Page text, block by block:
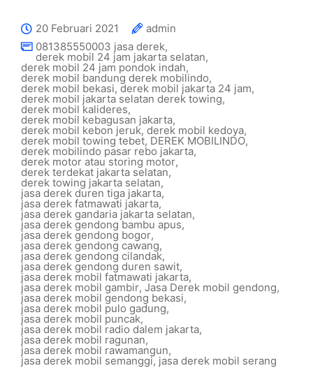
20 Februari 2021
admin
081385550003 jasa derek,
derek mobil 24 jam jakarta selatan,
derek mobil 24 jam pondok indah,
derek mobil bandung derek mobilindo,
derek mobil bekasi, derek mobil jakarta 24 jam,
derek mobil jakarta selatan derek towing,
derek mobil kalideres,
derek mobil kebagusan jakarta,
derek mobil kebon jeruk, derek mobil kedoya,
derek mobil towing tebet, DEREK MOBILINDO,
derek mobilindo pasar rebo jakarta,
derek motor atau storing motor,
derek terdekat jakarta selatan,
derek towing jakarta selatan,
jasa derek duren tiga jakarta,
jasa derek fatmawati jakarta,
jasa derek gandaria jakarta selatan,
jasa derek gendong bambu apus,
jasa derek gendong bogor,
jasa derek gendong cawang,
jasa derek gendong cilandak,
jasa derek gendong duren sawit,
jasa derek mobil fatmawati jakarta,
jasa derek mobil gambir, Jasa Derek mobil gendong,
jasa derek mobil gendong bekasi,
jasa derek mobil pulo gadung,
jasa derek mobil puncak,
jasa derek mobil radio dalem jakarta,
jasa derek mobil ragunan,
jasa derek mobil rawamangun,
jasa derek mobil semanggi, jasa derek mobil serang